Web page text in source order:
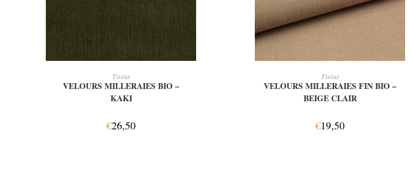
Tissus
VELOURS MILLERAIES BIO –
KAKI
€26,50
Tissus
VELOURS MILLERAIES FIN BIO –
BEIGE CLAIR
€19,50